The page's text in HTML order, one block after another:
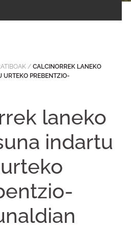
/ CALCINORREK LANEKO
URTEKO PREBENTZIO-
laneko
indartu